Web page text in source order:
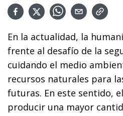
En la actualidad, la
frente al desafío de la
cuidando el medio
recursos naturales para
futuras. En este sentido,
producir una mayor